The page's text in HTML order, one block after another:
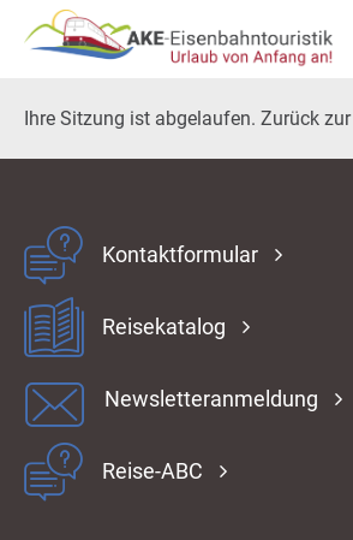
Ihre Sitzung ist abgelaufen. Zurück zur
Kontaktformular
Reisekatalog
Newsletteranmeldung
Reise-ABC